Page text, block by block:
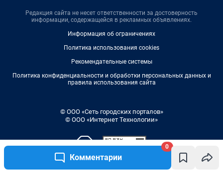
Комментарии
0
Редакция сайта не несет ответственности за достоверность
информации, содержащейся в рекламных объявлениях.
Информация об ограничениях
Политика использования cookies
Рекомендательные системы
Политика конфиденциальности и обработки персональных данных и
правила использования сайта
© ООО «Сеть городских порталов»
© ООО «Интернет Технологии»